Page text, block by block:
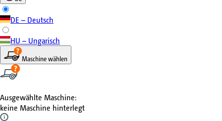
DE – Deutsch
HU – Ungarisch
Maschine wählen
Ausgewählte Maschine:
keine Maschine hinterlegt